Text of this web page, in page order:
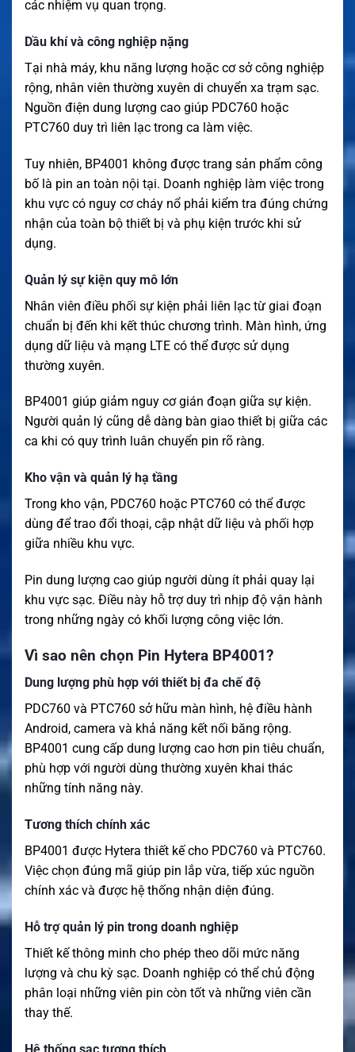
các nhiệm vụ quan trọng.
Dầu khí và công nghiệp nặng
Tại nhà máy, khu năng lượng hoặc cơ sở công nghiệp
rộng, nhân viên thường xuyên di chuyển xa trạm sạc.
Nguồn điện dung lượng cao giúp PDC760 hoặc
PTC760 duy trì liên lạc trong ca làm việc.
Tuy nhiên, BP4001 không được trang sản phẩm công
bố là pin an toàn nội tại. Doanh nghiệp làm việc trong
khu vực có nguy cơ cháy nổ phải kiểm tra đúng chứng
nhận của toàn bộ thiết bị và phụ kiện trước khi sử
dụng.
Quản lý sự kiện quy mô lớn
Nhân viên điều phối sự kiện phải liên lạc từ giai đoạn
chuẩn bị đến khi kết thúc chương trình. Màn hình, ứng
dụng dữ liệu và mạng LTE có thể được sử dụng
thường xuyên.
BP4001 giúp giảm nguy cơ gián đoạn giữa sự kiện.
Người quản lý cũng dễ dàng bàn giao thiết bị giữa các
ca khi có quy trình luân chuyển pin rõ ràng.
Kho vận và quản lý hạ tầng
Trong kho vận, PDC760 hoặc PTC760 có thể được
dùng để trao đổi thoại, cập nhật dữ liệu và phối hợp
giữa nhiều khu vực.
Pin dung lượng cao giúp người dùng ít phải quay lại
khu vực sạc. Điều này hỗ trợ duy trì nhịp độ vận hành
trong những ngày có khối lượng công việc lớn.
Vì sao nên chọn Pin Hytera BP4001?
Dung lượng phù hợp với thiết bị đa chế độ
PDC760 và PTC760 sở hữu màn hình, hệ điều hành
Android, camera và khả năng kết nối băng rộng.
BP4001 cung cấp dung lượng cao hơn pin tiêu chuẩn,
phù hợp với người dùng thường xuyên khai thác
những tính năng này.
Tương thích chính xác
BP4001 được Hytera thiết kế cho PDC760 và PTC760.
Việc chọn đúng mã giúp pin lắp vừa, tiếp xúc nguồn
chính xác và được hệ thống nhận diện đúng.
Hỗ trợ quản lý pin trong doanh nghiệp
Thiết kế thông minh cho phép theo dõi mức năng
lượng và chu kỳ sạc. Doanh nghiệp có thể chủ động
phân loại những viên pin còn tốt và những viên cần
thay thế.
Hệ thống sạc tương thích